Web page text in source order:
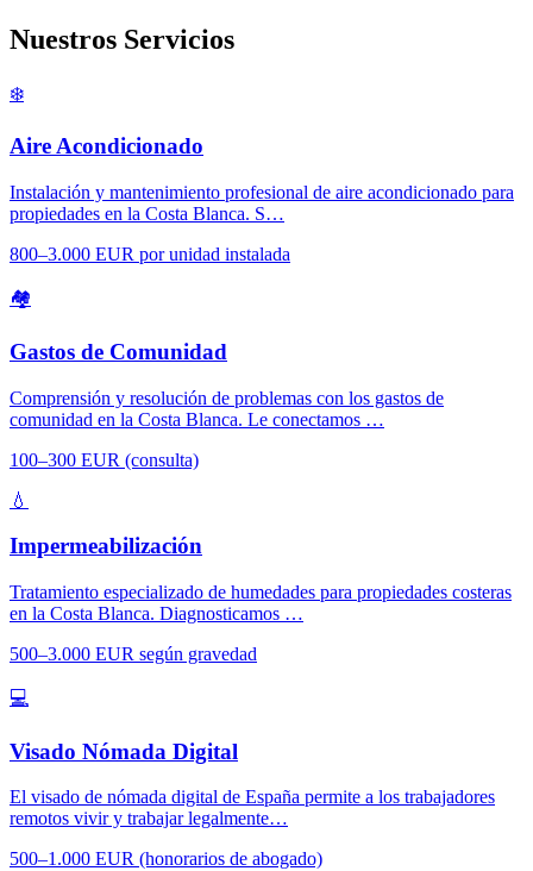
Nuestros Servicios
❄️
Aire Acondicionado
Instalación y mantenimiento profesional de aire acondicionado para
propiedades en la Costa Blanca. S…
800–3.000 EUR por unidad instalada
🏘️
Gastos de Comunidad
Comprensión y resolución de problemas con los gastos de
comunidad en la Costa Blanca. Le conectamos …
100–300 EUR (consulta)
💧
Impermeabilización
Tratamiento especializado de humedades para propiedades costeras
en la Costa Blanca. Diagnosticamos …
500–3.000 EUR según gravedad
💻
Visado Nómada Digital
El visado de nómada digital de España permite a los trabajadores
remotos vivir y trabajar legalmente…
500–1.000 EUR (honorarios de abogado)